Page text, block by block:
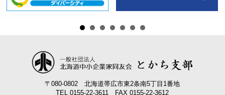
〒080-0802 北海道帯広市東2条南5丁目1番地
TEL 0155-22-3611 FAX 0155-22-3612